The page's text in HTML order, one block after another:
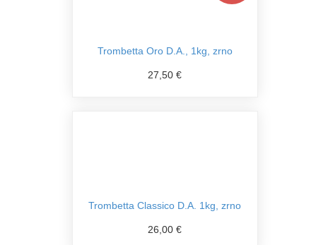
Trombetta Oro D.A., 1kg, zrno
27,50 €
Trombetta Classico D.A. 1kg, zrno
26,00 €